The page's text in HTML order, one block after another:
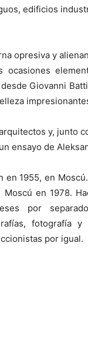
edificios
opresiva y
Giovanni
y, junto
ensayo de
en 1955, en
en 1978.
por
fotografía y
por igual.